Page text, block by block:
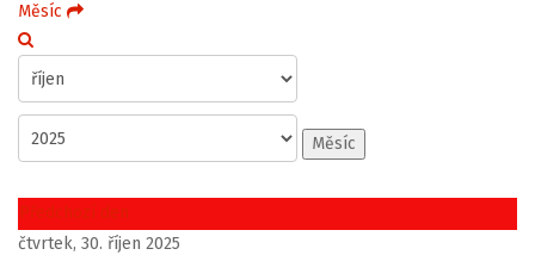
Měsíc
Měsíc
Předchozí den
čtvrtek, 30. říjen 2025